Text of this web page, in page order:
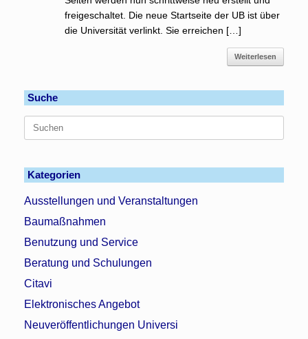
freigeschaltet. Die neue Startseite der UB ist über
die Universität verlinkt. Sie erreichen […]
Weiterlesen
Suche
Suchen
Kategorien
Ausstellungen und Veranstaltungen
Baumaßnahmen
Benutzung und Service
Beratung und Schulungen
Citavi
Elektronisches Angebot
Neuveröffentlichungen Universi